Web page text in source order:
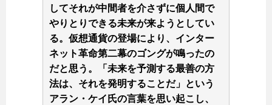
してそれが中間者を介さずに個人間で
やりとりできる未来が来ようとしてい
る。仮想通貨の登場により、インター
ネット革命第二幕のゴングが鳴ったの
だと思う。「未来を予測する最善の方
法は、それを発明することだ」という
アラン・ケイ氏の言葉を思い起こし、